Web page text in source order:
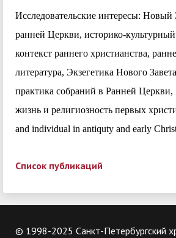
Исследовательские интересы: Новый
ранней Церкви, историко-
контекст раннего христианства,
литература, Экзегетика Нового
практика собраний в Ранней Церкви,
жизнь и религиозность первых
and individual in antiquty and early
Список публикаций
© 1998-2025 Санкт-Петербургский